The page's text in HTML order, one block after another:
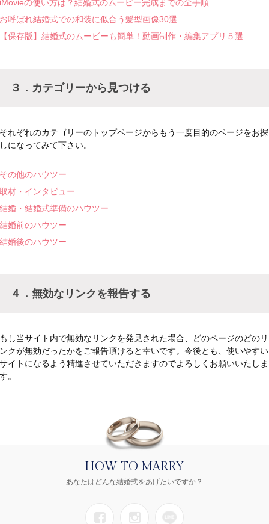
iMovieの使い方は？結婚式のムービー完成までの全手順
お呼ばれ結婚式での和装に似合う髪型画像30選
【保存版】結婚式のムービーも簡単！動画制作・編集アプリ５選
３．カテゴリーから見つける
それぞれのカテゴリーのトップページからもう一度目的のページをお探
しになってみて下さい。
その他のハウツー
取材・インタビュー
結婚・結婚式準備のハウツー
結婚前のハウツー
結婚後のハウツー
４．無効なリンクを報告する
もし当サイト内で無効なリンクを発見された場合、どのページのどのリ
ンクが無効だったかをご報告頂けると幸いです。今後とも、使いやすい
サイトになるよう精進させていただきますのでよろしくお願いいたしま
す。
HOW TO MARRY
あなたはどんな結婚式をあげたいですか？